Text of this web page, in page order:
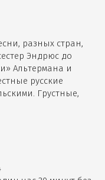
разных стран,
Эндрюс до
Альтермана и
русские
Грустные,